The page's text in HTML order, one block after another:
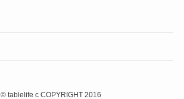
©tablelife c COPYRIGHT 2016